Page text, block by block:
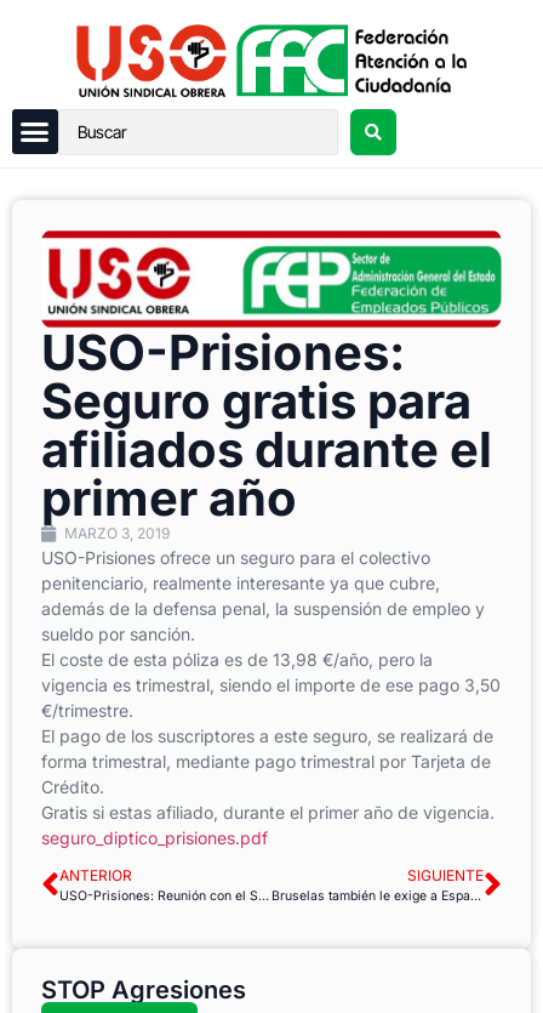
USO-Prisiones:
Seguro gratis para
afiliados durante el
primer año
MARZO 3, 2019
USO-Prisiones ofrece un seguro para el colectivo
penitenciario, realmente interesante ya que cubre,
además de la defensa penal, la suspensión de empleo y
sueldo por sanción.
El coste de esta póliza es de 13,98 €/año, pero la
vigencia es trimestral, siendo el importe de ese pago 3,50
€/trimestre.
El pago de los suscriptores a este seguro, se realizará de
forma trimestral, mediante pago trimestral por Tarjeta de
Crédito.
Gratis si estas afiliado, durante el primer año de vigencia.
seguro_diptico_prisiones.pdf
ANTERIOR
USO-Prisiones: Reunión con el Secretario General de Instituciones Penitenciarias
SIGUIENTE
Bruselas también le exige a España que ataje la temporalidad endémica de nuestro mercado laboral
STOP Agresiones